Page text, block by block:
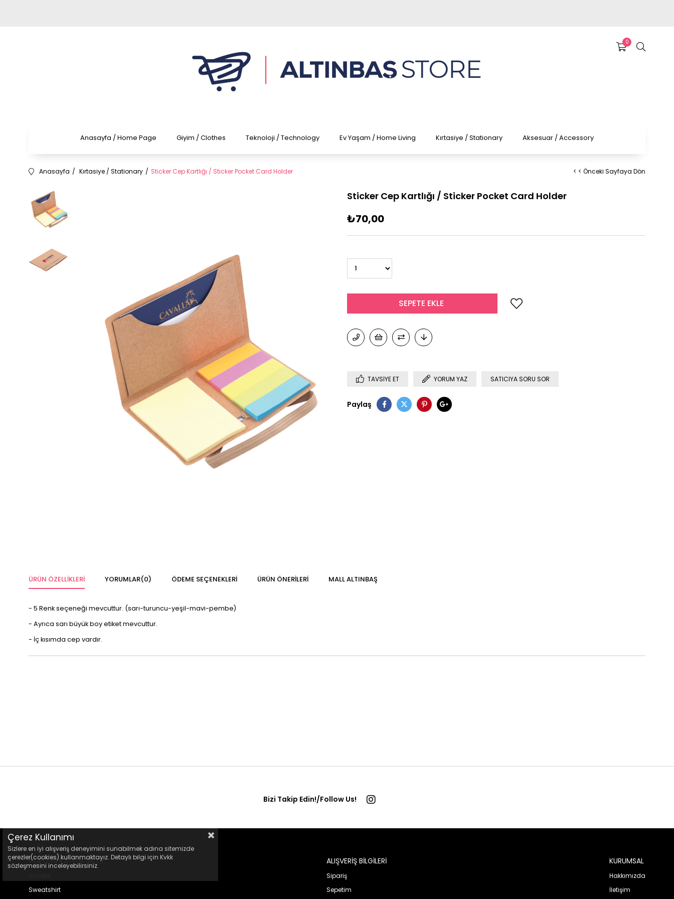
0
Anasayfa / Home Page Giyim / Clothes Teknoloji / Technology Ev Yaşam / Home Living Kırtasiye / Stationary Aksesuar / Accessory
Anasayfa Kırtasiye / Stationary Sticker Cep Kartlığı / Sticker Pocket Card Holder < < Önceki Sayfaya Dön
Sticker Cep Kartlığı / Sticker Pocket Card Holder
₺70,00
TAVSIYE ET YORUM YAZ SATICIYA SORU SOR
Paylaş
ÜRÜN ÖZELLIKLERI YORUMLAR(0) ÖDEME SEÇENEKLERI ÜRÜN ÖNERILERI MALL ALTINBAŞ
- 5 Renk seçeneği mevcuttur. (sarı-turuncu-yeşil-mavi-pembe)
- Ayrıca sarı büyük boy etiket mevcuttur.
- İç kısımda cep vardır.
Bizi Takip Edin!/Follow Us!
POPÜLER KATEGORİLER
Sweatshirt
ALIŞVERİŞ BİLGİLERİ
Sipariş
Sepetim
KURUMSAL
Hakkımızda
İletişim
Çerez Kullanımı
Sizlere en iyi alışveriş deneyimini sunabilmek adına sitemizde
çerezler(cookies) kullanmaktayız. Detaylı bilgi için Kvkk
sözleşmesini inceleyebilirsiniz.